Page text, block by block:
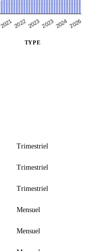
20212022202320232024 2026
TYPE
Trimestriel
Trimestriel
Trimestriel
Mensuel
Mensuel